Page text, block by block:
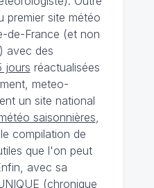
premier site météo
de-France (et non
avec des
jours réactualisées
meteo-
un site national
saisonnières,
compilation de
que l'on peut
avec sa
(chronique